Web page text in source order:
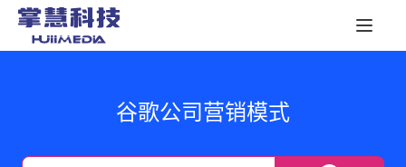
谷歌公司营销模式